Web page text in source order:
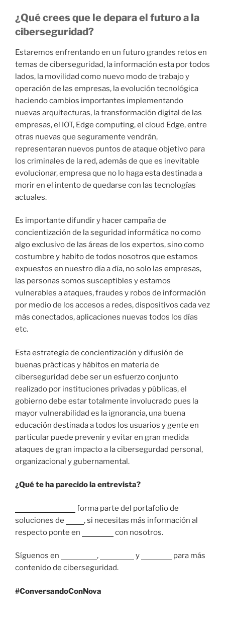
¿Qué crees que le depara el futuro a la
ciberseguridad?
Estaremos enfrentando en un futuro grandes retos en
temas de ciberseguridad, la información esta por todos
lados, la movilidad como nuevo modo de trabajo y
operación de las empresas, la evolución tecnológica
haciendo cambios importantes implementando
nuevas arquitecturas, la transformación digital de las
empresas, el IOT, Edge computing, el cloud Edge, entre
otras nuevas que seguramente vendrán,
representaran nuevos puntos de ataque objetivo para
los criminales de la red, además de que es inevitable
evolucionar, empresa que no lo haga esta destinada a
morir en el intento de quedarse con las tecnologías
actuales.
Es importante difundir y hacer campaña de
concientización de la seguridad informática no como
algo exclusivo de las áreas de los expertos, sino como
costumbre y habito de todos nosotros que estamos
expuestos en nuestro día a día, no solo las empresas,
las personas somos susceptibles y estamos
vulnerables a ataques, fraudes y robos de información
por medio de los accesos a redes, dispositivos cada vez
más conectados, aplicaciones nuevas todos los días
etc.
Esta estrategia de concientización y difusión de
buenas prácticas y hábitos en materia de
ciberseguridad debe ser un esfuerzo conjunto
realizado por instituciones privadas y públicas, el
gobierno debe estar totalmente involucrado pues la
mayor vulnerabilidad es la ignorancia, una buena
educación destinada a todos los usuarios y gente en
particular puede prevenir y evitar en gran medida
ataques de gran impacto a la cibersegurdad personal,
organizacional y gubernamental.
¿Qué te ha parecido la entrevista?
forma parte del portafolio de
soluciones de
, si necesitas más información al
respecto ponte en
con nosotros.
Síguenos en , y
para más
contenido de ciberseguridad.
#ConversandoConNova